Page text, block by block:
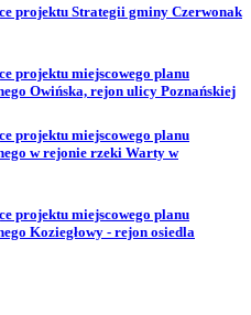
projektu Strategii gminy Czerwonak
projektu miejscowego planu
Owińska, rejon ulicy Poznańskiej
projektu miejscowego planu
w rejonie rzeki Warty w
projektu miejscowego planu
Koziegłowy - rejon osiedla